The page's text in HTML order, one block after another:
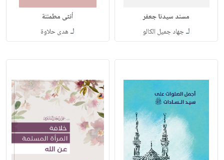
مسند سيدنا جعفر
لـجهاد جميل الكالو
أنثى مطمئنة
لـ هدى حلاوة